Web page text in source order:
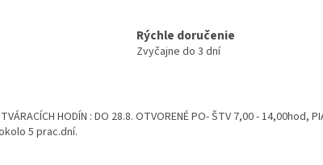
Rýchle doručenie
Zvyčajne do 3 dní
HODÍN : DO 28.8. OTVORENÉ PO- ŠTV 7,00 -
5 prac.dní.